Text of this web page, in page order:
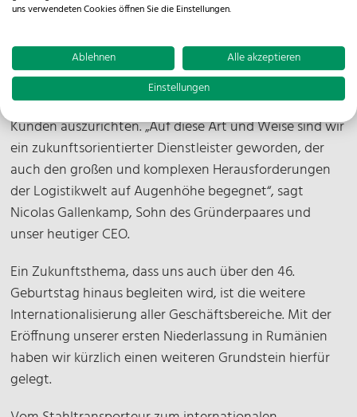
Diese bemerkenswerte Entwicklung fußt auch auf
unserer Fähigkeit, das unternehmerische Handeln zu
hinterfragen und immer wieder auf die Bedürfnisse der
Kunden auszurichten. „Auf diese Art und Weise sind wir
ein zukunftsorientierter Dienstleister geworden, der
auch den großen und komplexen Herausforderungen
der Logistikwelt auf Augenhöhe begegnet“, sagt
Nicolas Gallenkamp, Sohn des Gründerpaares und
unser heutiger CEO.
Ein Zukunftsthema, dass uns auch über den 46.
Geburtstag hinaus begleiten wird, ist die weitere
Internationalisierung aller Geschäftsbereiche. Mit der
Eröffnung unserer ersten Niederlassung in Rumänien
haben wir kürzlich einen weiteren Grundstein hierfür
gelegt.
uns verwendeten Cookies öffnen Sie die Einstellungen.
Ablehnen
Alle akzeptieren
Einstellungen